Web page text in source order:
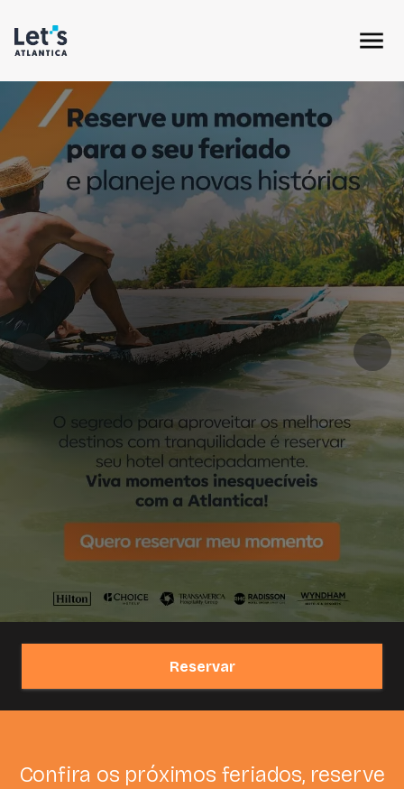
Reservar
Confira os próximos feriados, reserve